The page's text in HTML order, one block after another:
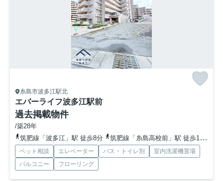
糸島市波多江駅北
エバーライフ波多江駅前
過去掲載物件
/築28年
筑肥線「波多江」駅 徒歩8分
筑肥線「糸島高校前」駅 徒歩14分
ペット相談 エレベーター バス・トイレ別
室内洗濯機置場
バルコニー
フローリング